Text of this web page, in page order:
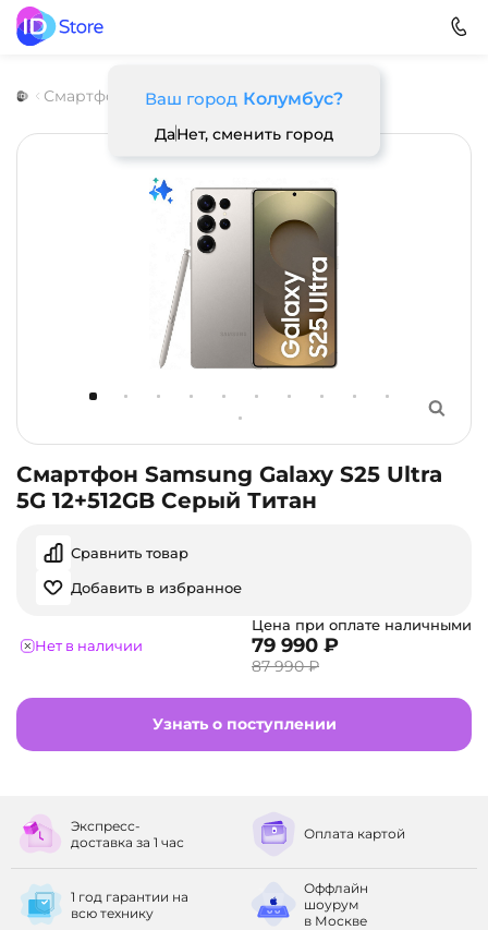
Ваш город Колумбус?
ДаНет, сменить город
Смартфоны Samsung Galaxy S25 Ultra
Смартфон Samsung Galaxy S25 Ultra
5G 12+512GB Серый Титан
Сравнить товар
Добавить в избранное
Нет в наличии
Цена при оплате наличными
79 990 ₽
87 990 ₽
Узнать о поступлении
Экспресс-
доставка за 1 час Оплата картой
1 год гарантии на
всю технику
Оффлайн
шоурум
в Москве